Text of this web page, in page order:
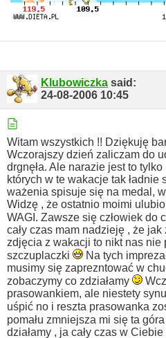
Klubowiczka said:
24-08-2006 10:45
Witam wszystkich !! Dziękuję
Wczorajszy dzień zaliczam do
drgnęła. Ale narazie jest to
których w te wakacje tak ładnie
ważenia spisuje się na medal,
Widzę , że ostatnio moimi
WAGI. Zawsze się człowiek do
cały czas mam nadzieję , że
zdjęcia z wakacji to nikt nas nie
szczuplaczki
Na tych
musimy się zaprezntować w
zobaczymy co zdziałamy
prasowankiem, ale niestety
uśpić no i reszta prasowanka
pomału zmniejsza mi się ta
działamy , ja cały czas w